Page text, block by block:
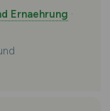
Ernaehrung ·